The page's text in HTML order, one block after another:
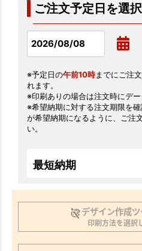
ご注文予定日を選択
※予定日の午前10時までにご注
れます。
※印刷ありの場合は注文時にデー
※希望納期に対する注文期限を
が希望納期になるように、ご注
い。
最短納期
デザイン作成
印刷方法を選択